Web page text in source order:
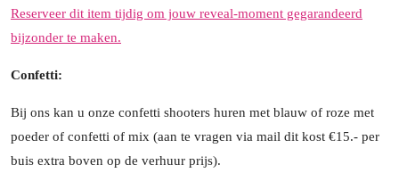
Reserveer dit item tijdig om jouw reveal-moment gegarandeerd
bijzonder te maken.
Confetti:
Bij ons kan u onze confetti shooters huren met blauw of roze met
poeder of confetti of mix (aan te vragen via mail dit kost €15.- per
buis extra boven op de verhuur prijs).